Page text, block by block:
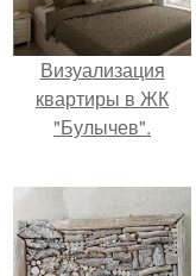
Визуализация
квартиры в ЖК
"Булычев".